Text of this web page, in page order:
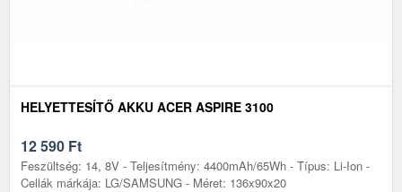
HELYETTESÍTŐ AKKU ACER ASPIRE 3100
12 590 Ft
Feszültség: 14, 8V - Teljesítmény: 4400mAh/65Wh - Típus: Li-Ion -
Cellák márkája: LG/SAMSUNG - Méret: 136x90x20